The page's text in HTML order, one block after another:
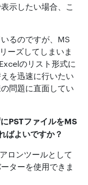
示したい場合、こ
るのですが、MS
ーズしてしまいま
のリスト形式に
を迅速に行いたい
問題に直面してい
PSTファイルをMS
ばよいですか？
ロンツールとして
ターを使用できま